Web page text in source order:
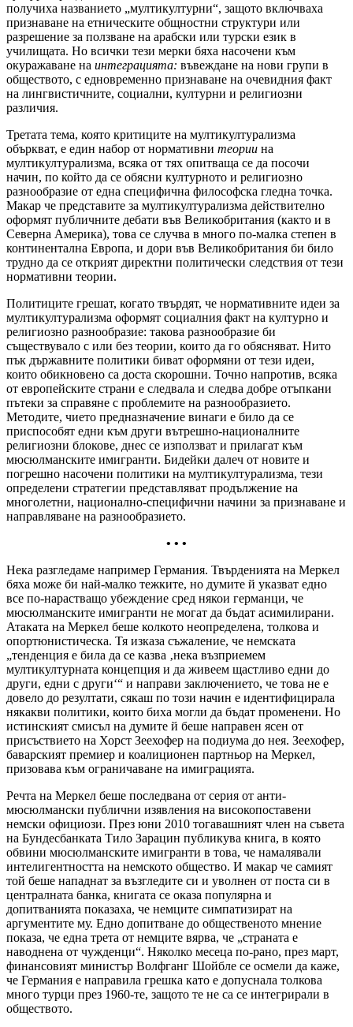
получиха названието „мултикултурни“, защото включваха
признаване на етническите общностни структури или
разрешение за ползване на арабски или турски език в
училищата. Но всички тези мерки бяха насочени към
окуражаване на интеграцията: въвеждане на нови групи в
обществото, с едновременно признаване на очевидния факт
на лингвистичните, социални, културни и религиозни
различия.
Третата тема, която критиците на мултикултурализма
объркват, е един набор от нормативни теории на
мултикултурализма, всяка от тях опитваща се да посочи
начин, по който да се обясни културното и религиозно
разнообразие от една специфична философска гледна точка.
Макар че представите за мултикултурализма действително
оформят публичните дебати във Великобритания (както и в
Северна Америка), това се случва в много по-малка степен в
континентална Европа, и дори във Великобритания би било
трудно да се открият директни политически следствия от тези
нормативни теории.
Политиците грешат, когато твърдят, че нормативните идеи за
мултикултурализма оформят социалния факт на културно и
религиозно разнообразие: такова разнообразие би
съществувало с или без теории, които да го обясняват. Нито
пък държавните политики биват оформяни от тези идеи,
които обикновено са доста скорошни. Точно напротив, всяка
от европейските страни е следвала и следва добре отъпкани
пътеки за справяне с проблемите на разнообразието.
Методите, чието предназначение винаги е било да се
приспособят едни към други вътрешно-националните
религиозни блокове, днес се използват и прилагат към
мюсюлманските имигранти. Бидейки далеч от новите и
погрешно насочени политики на мултикултурализма, тези
определени стратегии представляват продължение на
многолетни, национално-специфични начини за признаване и
направляване на разнообразието.
• • •
Нека разгледаме например Германия. Твърденията на Меркел
бяха може би най-малко тежките, но думите й указват едно
все по-нарастващо убеждение сред някои германци, че
мюсюлманските имигранти не могат да бъдат асимилирани.
Атаката на Меркел беше колкото неопределена, толкова и
опортюнистическа. Тя изказа съжаление, че немската
„тенденция е била да се казва ‚нека възприемем
мултикултурната концепция и да живеем щастливо едни до
други, едни с други‘“ и направи заключението, че това не е
довело до резултати, сякаш по този начин е идентифицирала
някакви политики, които биха могли да бъдат променени. Но
истинският смисъл на думите й беше направен ясен от
присъствието на Хорст Зеехофер на подиума до нея. Зеехофер,
баварският премиер и коалиционен партньор на Меркел,
призовава към ограничаване на имиграцията.
Речта на Меркел беше последвана от серия от анти-
мюсюлмански публични изявления на високопоставени
немски официози. През юни 2010 тогавашният член на съвета
на Бундесбанката Тило Зарацин публикува книга, в която
обвини мюсюлманските имигранти в това, че намалявали
интелигентността на немското общество. И макар че самият
той беше нападнат за възгледите си и уволнен от поста си в
централната банка, книгата се оказа популярна и
допитванията показаха, че немците симпатизират на
аргументите му. Едно допитване до общественото мнение
показа, че една трета от немците вярва, че „страната е
наводнена от чужденци“. Няколко месеца по-рано, през март,
финансовият министър Волфганг Шойбле се осмели да каже,
че Германия е направила грешка като е допуснала толкова
много турци през 1960-те, защото те не са се интегрирали в
обществото.